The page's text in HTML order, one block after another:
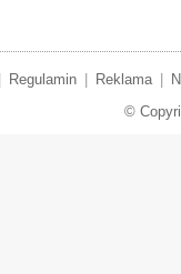
Regulamin Reklama
©